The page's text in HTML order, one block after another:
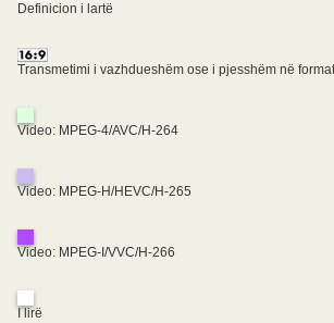
Definicion i lartë
Transmetimi i vazhdueshëm ose i pjesshëm në
Video: MPEG-4/AVC/H-264
Video: MPEG-H/HEVC/H-265
Video: MPEG-I/VVC/H-266
I lirë